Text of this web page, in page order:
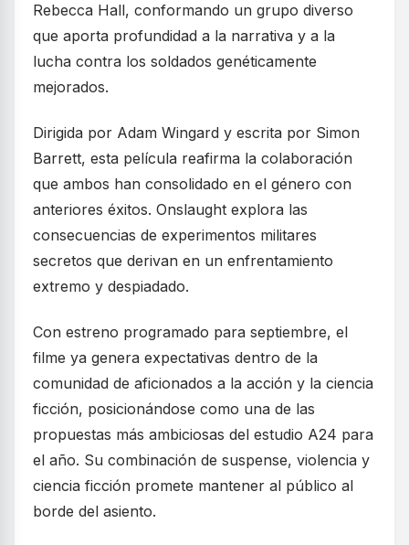
Rebecca Hall, conformando un grupo diverso
que aporta profundidad a la narrativa y a la
lucha contra los soldados genéticamente
mejorados.
Dirigida por Adam Wingard y escrita por Simon
Barrett, esta película reafirma la colaboración
que ambos han consolidado en el género con
anteriores éxitos. Onslaught explora las
consecuencias de experimentos militares
secretos que derivan en un enfrentamiento
extremo y despiadado.
Con estreno programado para septiembre, el
filme ya genera expectativas dentro de la
comunidad de aficionados a la acción y la ciencia
ficción, posicionándose como una de las
propuestas más ambiciosas del estudio A24 para
el año. Su combinación de suspense, violencia y
ciencia ficción promete mantener al público al
borde del asiento.